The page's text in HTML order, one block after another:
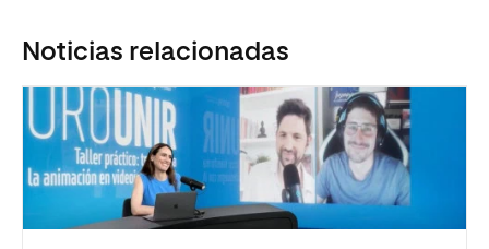
Noticias relacionadas